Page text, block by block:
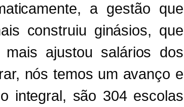
a gestão que
construiu ginásios, que
ajustou salários dos
nós temos um avanço e
integral, são 304 escolas